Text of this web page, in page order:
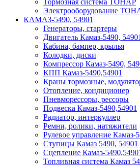
Тормозная система ТОНАР
Электрооборудование
КАМАЗ-5490, 54901
Генераторы, стартеры
Двигатель Камаз-5490, 54901
Кабина, бампер, крылья
Колодки, диски
Компрессор Камаз-5490,
КПП Камаз-5490,54901
Краны тормозные,
Отопление, кондиционер
Пневморессоры, рессоры
Подвеска Камаз-5490,54901
Радиатор, интеркуллер
Ремни, ролики, натяжители
Рулевое управление Камаз-
Ступицы Камаз 5490, 54901
Сцепление Камаз-
Топливная система Камаз